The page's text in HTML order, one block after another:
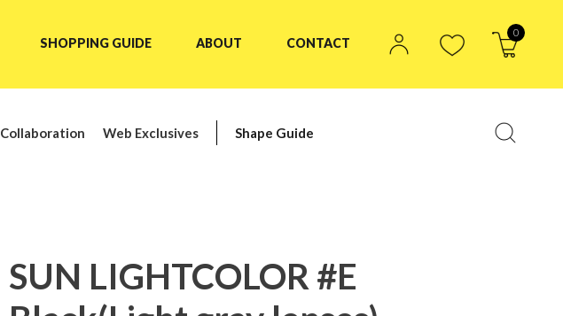
SHOPPING GUIDE ABOUT CONTACT
0
Collaboration Web Exclusives Shape Guide
SUN LIGHTCOLOR #E